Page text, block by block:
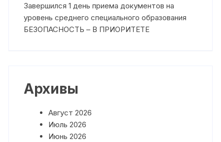
Завершился 1 день приема документов на
уровень среднего специального образования
БЕЗОПАСНОСТЬ – В ПРИОРИТЕТЕ
Архивы
Август 2026
Июль 2026
Июнь 2026